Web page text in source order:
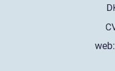
web: